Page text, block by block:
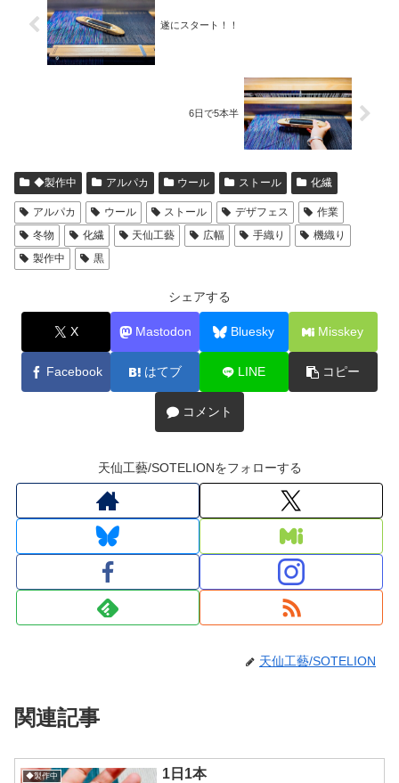
遂にスタート！！
6日で5本半
◆製作中 アルパカ ウール ストール 化繊
アルパカ ウール ストール デザフェス
作業
冬物
化繊 天仙工藝 広幅 手織り
機織り
製作中
黒
シェアする
X Mastodon Bluesky Misskey
Facebook はてブ LINE コピー
コメント
天仙工藝/SOTELIONをフォローする
天仙工藝/SOTELION
関連記事
◆製作中 1日1本